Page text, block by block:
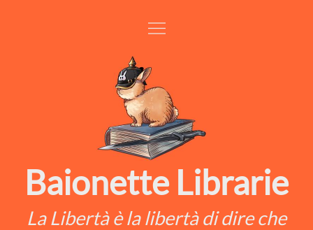
Baionette Librarie
La Libertà è la libertà di dire che